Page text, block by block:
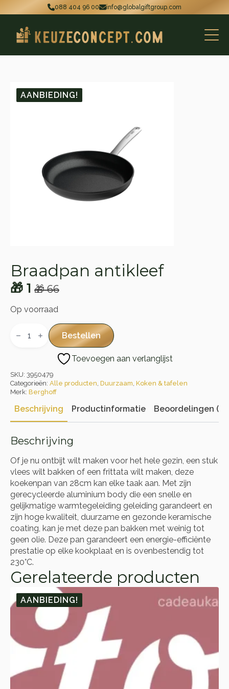
088 404 96 00 info@globalgiftgroup.com
AANBIEDING!
Braadpan antikleef
🎁66
Oorspronkelijke
prijs
🎁 66.
🎁 1
Huidige
prijs
🎁 1.
Op voorraad
antikleef
Bestellen
Toevoegen aan verlanglijst
SKU: 3950479
Categorieën: Alle producten, Duurzaam, Koken & tafelen
Merk: Berghoff
Beschrijving Productinformatie Beoordelingen (0)
Beschrijving
Of je nu ontbijt wilt maken voor het hele gezin, een stuk
vlees wilt bakken of een frittata wilt maken, deze
koekenpan van 28cm kan elke taak aan. Met zijn
gerecycleerde aluminium body die een snelle en
gelijkmatige warmtegeleiding geleiding garandeert en
zijn hoge kwaliteit, duurzame en gezonde keramische
coating, kan je met deze pan bakken met weinig tot
geen olie. Deze pan garandeert een energie-efficiënte
prestatie op elke kookplaat en is ovenbestendig tot
230°C.
Gerelateerde producten
AANBIEDING!